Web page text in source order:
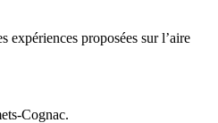
expériences proposées sur l’aire
Cognac.